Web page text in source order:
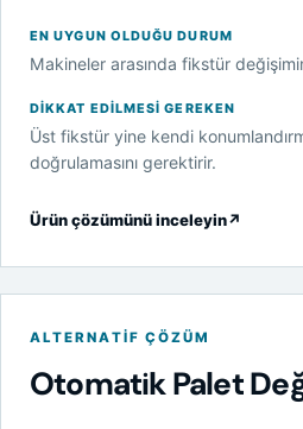
EN UYGUN OLDUĞU DURUM
Makineler arasında fikstür
DIKKAT EDILMESI GEREKEN
Üst fikstür yine kendi
doğrulamasını gerektirir.
Ürün çözümünü inceleyin↗
ALTERNATIF ÇÖZÜM
Otomatik Palet